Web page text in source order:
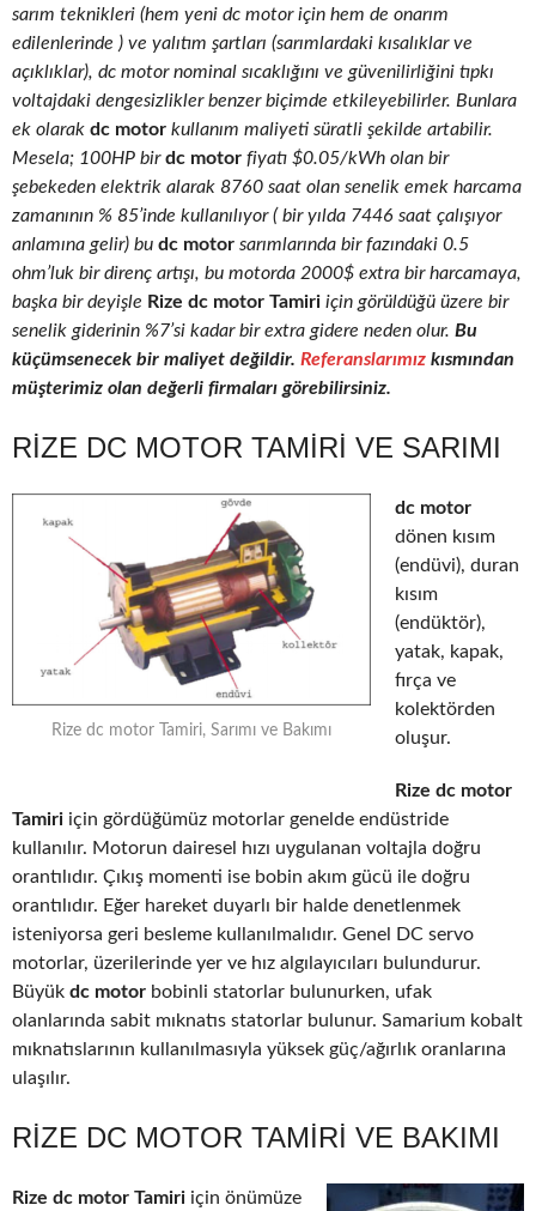
sarım teknikleri (hem yeni dc motor için hem de onarım
edilenlerinde ) ve yalıtım şartları (sarımlardaki kısalıklar ve
açıklıklar), dc motor nominal sıcaklığını ve güvenilirliğini tıpkı
voltajdaki dengesizlikler benzer biçimde etkileyebilirler. Bunlara
ek olarak dc motor kullanım maliyeti süratli şekilde artabilir.
Mesela; 100HP birdc motor fiyatı $0.05/kWh olan bir
şebekeden elektrik alarak 8760 saat olan senelik emek harcama
zamanının % 85’inde kullanılıyor ( bir yılda 7446 saat çalışıyor
anlamına gelir) bu dc motor sarımlarında bir fazındaki 0.5
ohm’luk bir direnç artışı, bu motorda 2000$ extra bir harcamaya,
başka bir deyişle Rize dc motor Tamiri için görüldüğü üzere bir
senelik giderinin %7’si kadar bir extra gidere neden olur. Bu
küçümsenecek bir maliyet değildir. Referanslarımız kısmından
müşterimiz olan değerli firmaları görebilirsiniz.
RIZE DC MOTOR TAMIRI VE SARIMI
Rize dc motor Tamiri, Sarımı ve Bakımı
dc motor
dönen kısım
(endüvi), duran
kısım
(endüktör),
yatak, kapak,
fırça ve
kolektörden
oluşur.
Rize dc motor
Tamiri için gördüğümüz motorlar genelde endüstride
kullanılır. Motorun dairesel hızı uygulanan voltajla doğru
orantılıdır. Çıkış momenti ise bobin akım gücü ile doğru
orantılıdır. Eğer hareket duyarlı bir halde denetlenmek
isteniyorsa geri besleme kullanılmalıdır. Genel DC servo
motorlar, üzerilerinde yer ve hız algılayıcıları bulundurur.
Büyük dc motor bobinli statorlar bulunurken, ufak
olanlarında sabit mıknatıs statorlar bulunur. Samarium kobalt
mıknatıslarının kullanılmasıyla yüksek güç/ağırlık oranlarına
ulaşılır.
RIZE DC MOTOR TAMIRI VE BAKIMI
Rize dc motor Tamiri için önümüze